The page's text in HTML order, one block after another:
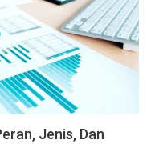
Jenis, Dan